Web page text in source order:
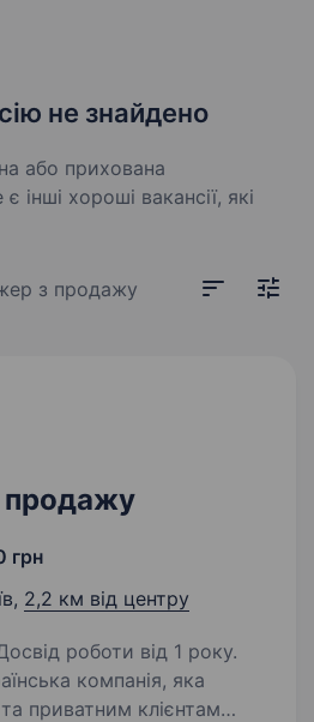
не знайдено
або прихована
хороші вакансії, які
з продажу
грн
2,2 км від центру
роботи від 1 року.
компанія, яка
приватним клієнтам